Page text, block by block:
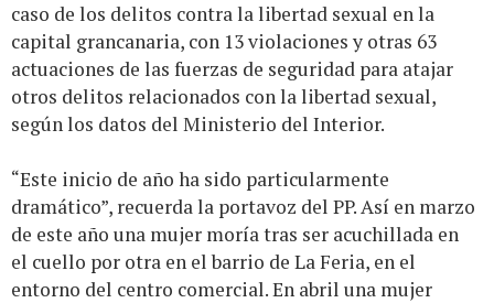
caso de los delitos contra la libertad sexual en la
capital grancanaria, con 13 violaciones y otras 63
actuaciones de las fuerzas de seguridad para atajar
otros delitos relacionados con la libertad sexual,
según los datos del Ministerio del Interior.
“Este inicio de año ha sido particularmente
dramático”, recuerda la portavoz del PP. Así en marzo
de este año una mujer moría tras ser acuchillada en
el cuello por otra en el barrio de La Feria, en el
entorno del centro comercial. En abril una mujer